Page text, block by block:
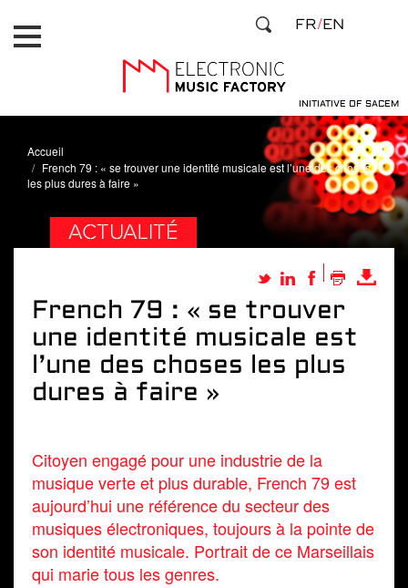
au
contenu
INITIATIVE OF SACEM
FR EN
Accueil
French 79 : « se trouver une identité musicale est l’une des choses
les plus dures à faire »
ACTUALITÉ
French 79 : « se trouver
une identité musicale est
l’une des choses les plus
dures à faire »
Citoyen engagé pour une industrie de la
musique verte et plus durable, French 79 est
aujourd’hui une référence du secteur des
musiques électroniques, toujours à la pointe de
son identité musicale. Portrait de ce Marseillais
qui marie tous les genres.